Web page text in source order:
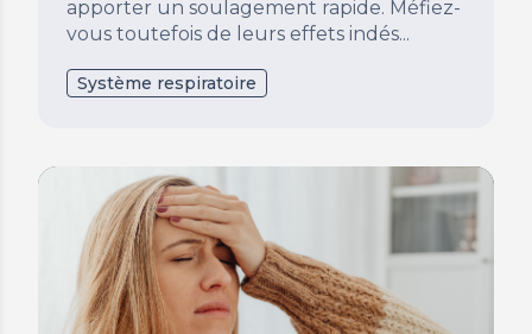
apporter un soulagement rapide. Méfiez-
vous toutefois de leurs effets indés...
Système respiratoire